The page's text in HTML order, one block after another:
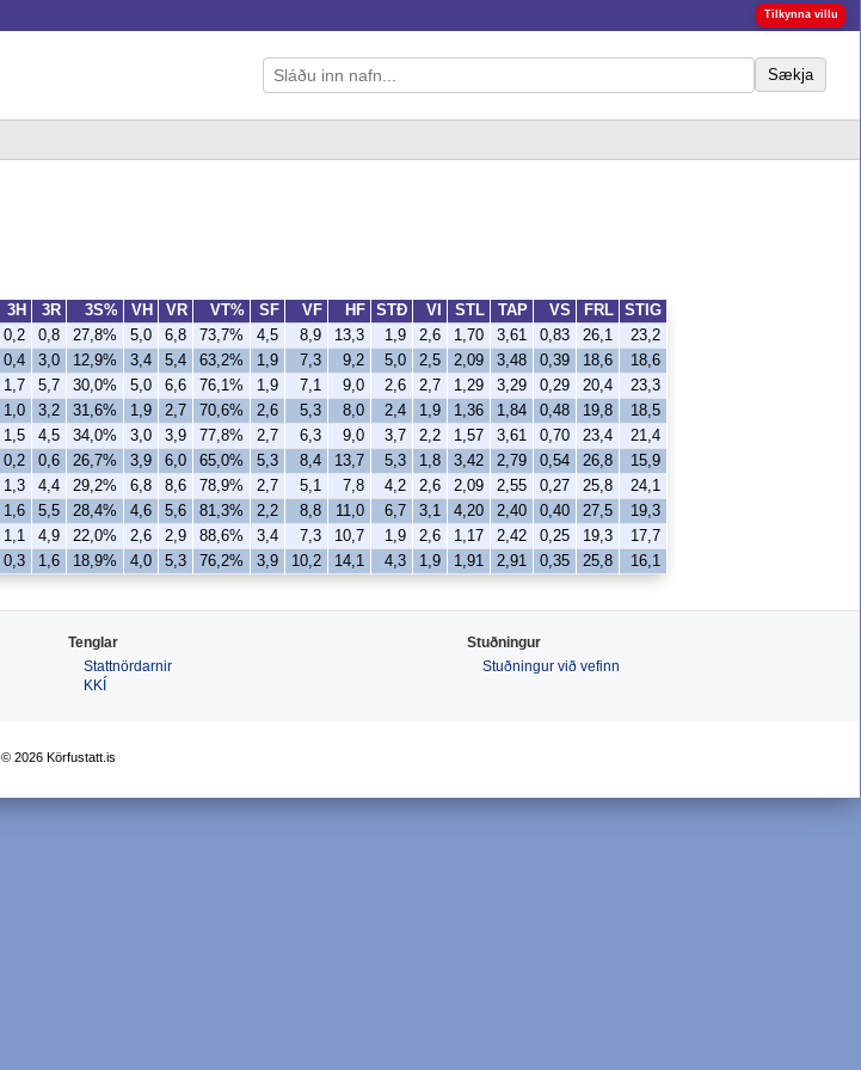
Tilkynna villu
Sækja
3H 3R 3S% VH VR VT% SF VF HF STÐ VI STL TAP VS FRL
STIG
0,2 0,8 27,8% 5,0 6,8 73,7% 4,5 8,9 13,3 1,9 2,6 1,70 3,61 0,83 26,1
23,2
0,4 3,0 12,9% 3,4 5,4 63,2% 1,9 7,3 9,2 5,0 2,5 2,09 3,48 0,39 18,6
18,6
1,7 5,7 30,0% 5,0 6,6 76,1% 1,9 7,1 9,0 2,6 2,7 1,29 3,29 0,29 20,4
23,3
1,0 3,2 31,6% 1,9 2,7 70,6% 2,6 5,3 8,0 2,4 1,9 1,36 1,84 0,48 19,8
18,5
1,5 4,5 34,0% 3,0 3,9 77,8% 2,7 6,3 9,0 3,7 2,2 1,57 3,61 0,70 23,4
21,4
0,2 0,6 26,7% 3,9 6,0 65,0% 5,3 8,4 13,7 5,3 1,8 3,42 2,79 0,54 26,8
15,9
1,3 4,4 29,2% 6,8 8,6 78,9% 2,7 5,1 7,8 4,2 2,6 2,09 2,55 0,27 25,8
24,1
1,6 5,5 28,4% 4,6 5,6 81,3% 2,2 8,8 11,0 6,7 3,1 4,20 2,40 0,40 27,5
19,3
1,1 4,9 22,0% 2,6 2,9 88,6% 3,4 7,3 10,7 1,9 2,6 1,17 2,42 0,25 19,3
17,7
0,3 1,6 18,9% 4,0 5,3 76,2% 3,9 10,2 14,1 4,3 1,9 1,91 2,91 0,35 25,8 16,1
Tenglar
Stattnördarnir
KKÍ
Stuðningur
Stuðningur við vefinn
© 2026 Körfustatt.is